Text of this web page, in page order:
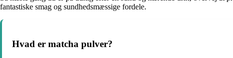
fantastiske smag og sundhedsmæssige fordele.
Hvad er matcha pulver?